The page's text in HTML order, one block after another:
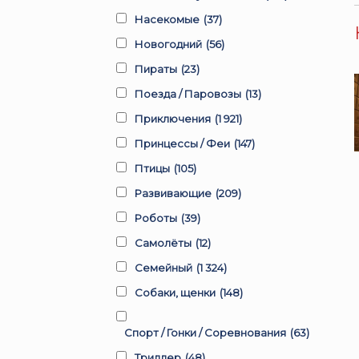
Насекомые (37)
Новогодний (56)
Пираты (23)
Поезда / Паровозы (13)
Приключения (1 921)
Принцессы / Феи (147)
Птицы (105)
Развивающие (209)
Роботы (39)
Самолёты (12)
Семейный (1 324)
Собаки, щенки (148)
Спорт / Гонки / Соревнования (63)